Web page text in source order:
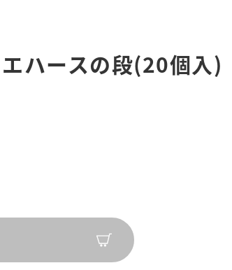
ハースの段(20個入)